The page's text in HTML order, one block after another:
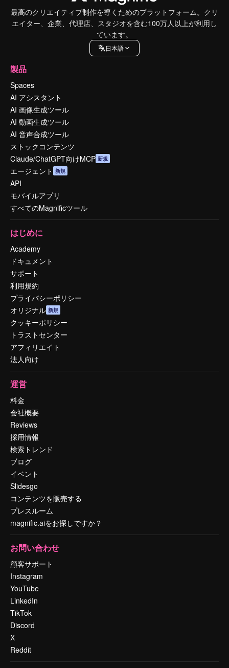
最高のクリエイティブ制作を導くためのプラットフォーム。クリ
エイター、企業、代理店、スタジオを含む100万人以上が利用し
ています。
日本語
製品
Spaces
AI アシスタント
AI 画像生成ツール
AI 動画生成ツール
AI 音声合成ツール
ストックコンテンツ
Claude/ChatGPT向けMCP 新規
エージェント 新規
API
モバイルアプリ
すべてのMagnificツール
はじめに
Academy
ドキュメント
サポート
利用規約
プライバシーポリシー
オリジナル 新規
クッキーポリシー
トラストセンター
アフィリエイト
法人向け
運営
料金
会社概要
Reviews
採用情報
検索トレンド
ブログ
イベント
Slidesgo
コンテンツを販売する
プレスルーム
magnific.aiをお探しですか？
お問い合わせ
顧客サポート
Instagram
YouTube
LinkedIn
TikTok
Discord
X
Reddit